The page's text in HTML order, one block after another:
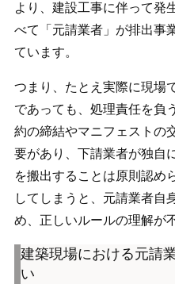
より、 建設工事に伴って発
べて「元請業者」が排出事
ています。
つまり、たとえ実際に現場
であっても、処理責任を負
約の締結やマニフェストの
要があり、下請業者が独自
を搬出することは原則認め
してしまうと、元請業者自
め、正しいルールの理解が
建築現場における元請
い